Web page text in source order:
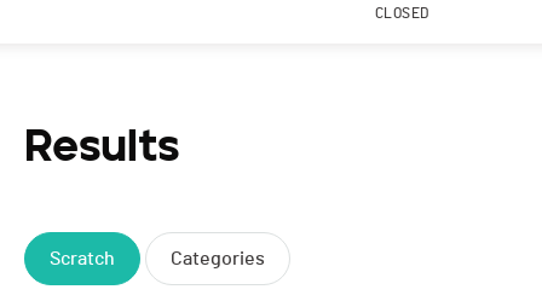
CLOSED
Results
Scratch Categories